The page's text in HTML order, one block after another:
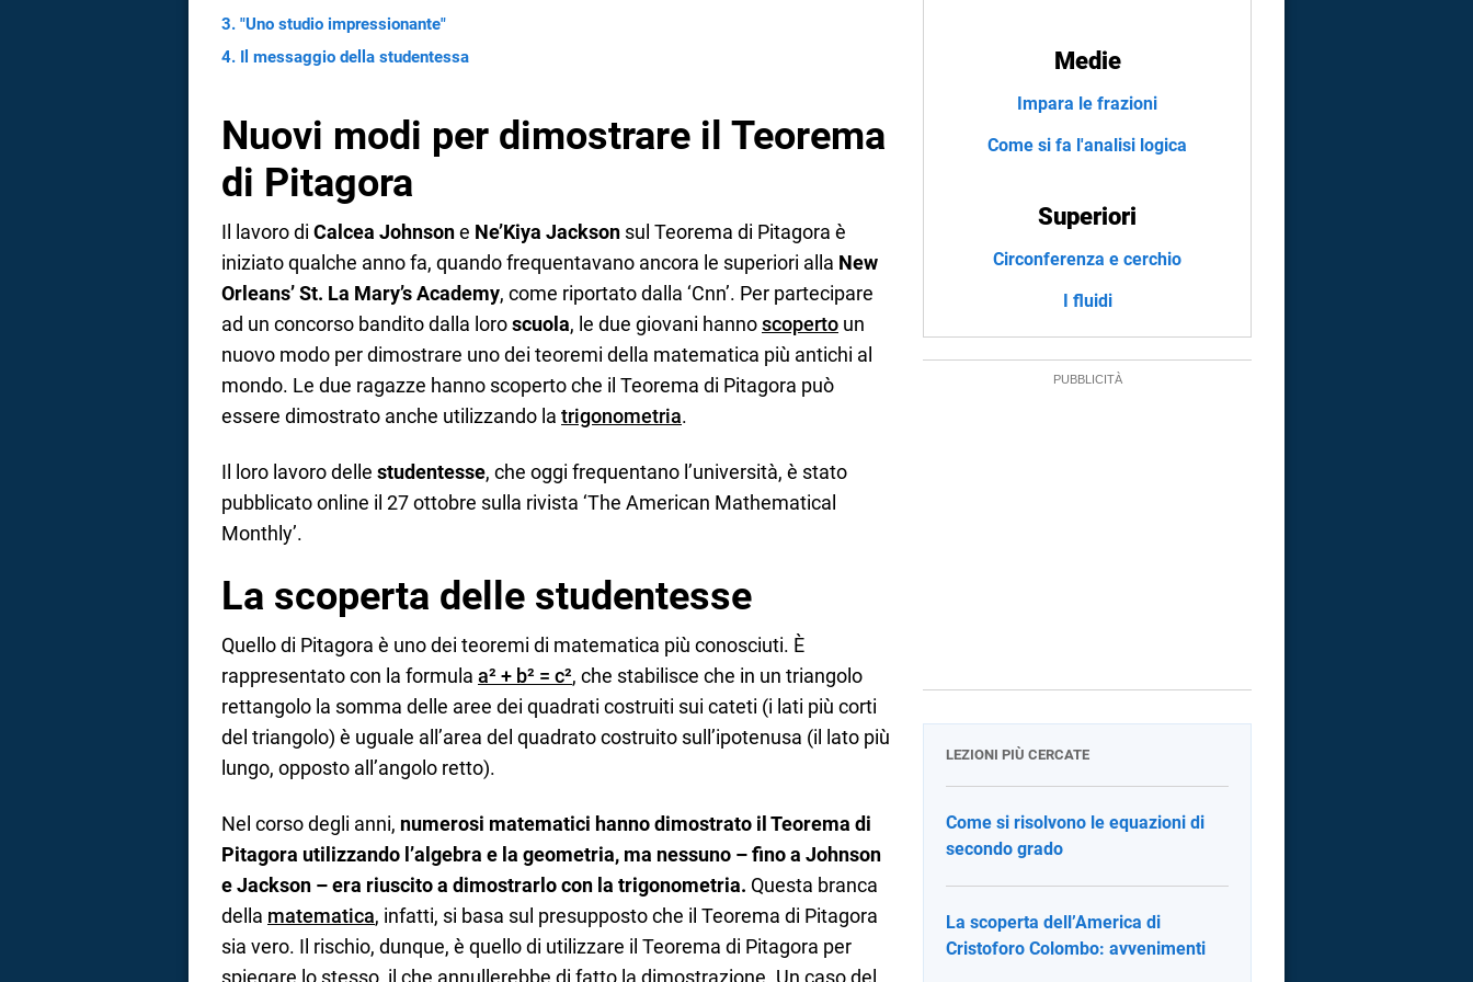
"Uno studio impressionante"
Il messaggio della studentessa
Nuovi modi per dimostrare il Teorema
di Pitagora
Il lavoro di Calcea Johnsone Ne’Kiya Jackson sul Teorema di Pitagora è
iniziato qualche anno fa, quando frequentavano ancora le superiori alla New
Orleans’ St. La Mary’s Academy, come riportato dalla ‘Cnn’. Per partecipare
ad un concorso bandito dalla loroscuola, le due giovani hannoscoperto un
nuovo modo per dimostrare uno dei teoremi della matematica più antichi al
mondo. Le due ragazze hanno scoperto che il Teorema di Pitagora può
essere dimostrato anche utilizzando la trigonometria.
Il loro lavoro delle studentesse, che oggi frequentano l’università, è stato
pubblicato online il 27 ottobre sulla rivista ‘The American Mathematical
Monthly’.
La scoperta delle studentesse
Quello di Pitagora è uno dei teoremi di matematica più conosciuti. È
rappresentato con la formula a² + b² = c², che stabilisce che in un triangolo
rettangolo la somma delle aree dei quadrati costruiti sui cateti (i lati più corti
del triangolo) è uguale all’area del quadrato costruito sull’ipotenusa (il lato più
lungo, opposto all’angolo retto).
Nel corso degli anni, numerosi matematici hanno dimostrato il Teorema di
Pitagora utilizzando l’algebra e la geometria, ma nessuno – fino a Johnson
e Jackson – era riuscito a dimostrarlo con la trigonometria. Questa branca
della matematica, infatti, si basa sul presupposto che il Teorema di Pitagora
sia vero. Il rischio, dunque, è quello di utilizzare il Teorema di Pitagora per
spiegare lo stesso, il che annullerebbe di fatto la dimostrazione. Un caso del
Medie
Impara le frazioni
Come si fa l'analisi logica
Superiori
Circonferenza e cerchio
I fluidi
LEZIONI PIÙ CERCATE
Come si risolvono le equazioni di
secondo grado
La scoperta dell’America di
Cristoforo Colombo: avvenimenti